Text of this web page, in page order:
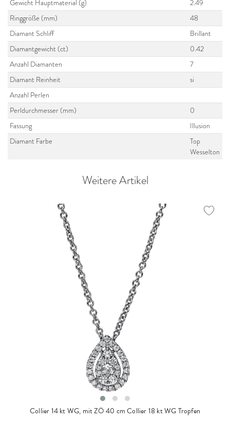
Gewicht Hauptmaterial (g)
2.49
Ringgröße (mm)
48
Diamant Schliff
Brillant
Diamantgewicht (ct)
0.42
Anzahl Diamanten
7
Diamant Reinheit
si
Anzahl Perlen
Perldurchmesser (mm)
0
Fassung
Illusion
Diamant Farbe
Top
Wesselton
Weitere Artikel
Collier 14 kt WG, mit ZÖ 40 cmCollier 18 kt WG Tropfen